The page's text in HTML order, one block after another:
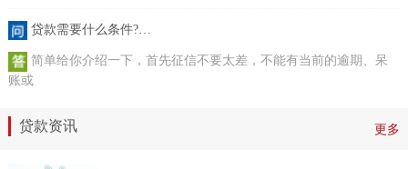
贷款需要什么条件?…
简单给你介绍一下，首先征信不要太差，不能有当前的逾期、呆
账或
贷款资讯 更多